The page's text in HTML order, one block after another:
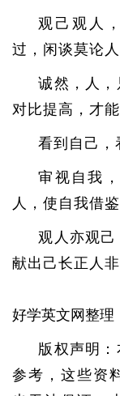
观己观人
过，闲谈莫论
诚然，人，
对比提高，才能
看到自己，
审视自我
人，使自我借
观人亦观己
献出己长正人非
好学英文网整理
版权声明
参考，这些资